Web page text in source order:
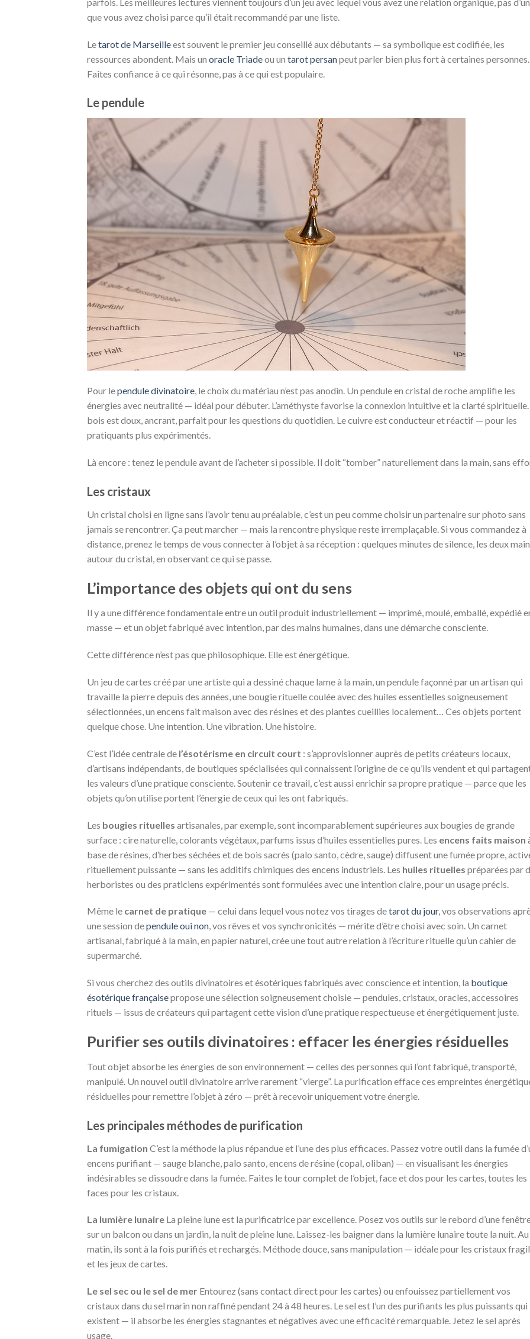
que vous avez choisi parce qu’il était recommandé par une liste.
Letarot de Marseilleest souvent le premier jeu conseillé aux débutants — sa symbolique est codifiée, les
ressources abondent. Mais un oracle Triadeou un tarot persanpeut parler bien plus fort à certaines personnes.
Faites confiance à ce qui résonne, pas à ce qui est populaire.
Le pendule
Pour lependule divinatoire, le choix du matériau n’est pas anodin. Un pendule en cristal de roche amplifie les
énergies avec neutralité — idéal pour débuter. L’améthyste favorise la connexion intuitive et la clarté spirituelle.
bois est doux, ancrant, parfait pour les questions du quotidien. Le cuivre est conducteur et réactif — pour les
pratiquants plus expérimentés.
Là encore : tenez le pendule avant de l’acheter si possible. Il doit “tomber” naturellement dans la main, sans
Les cristaux
Un cristal choisi en ligne sans l’avoir tenu au préalable, c’est un peu comme choisir un partenaire sur photo sans
jamais se rencontrer. Ça peut marcher — mais la rencontre physique reste irremplaçable. Si vous commandez à
distance, prenez le temps de vous connecter à l’objet à sa réception : quelques minutes de silence, les deux
autour du cristal, en observant ce qui se passe.
L’importance des objets qui ont du sens
Il y a une différence fondamentale entre un outil produit industriellement — imprimé, moulé, emballé, expédié
masse — et un objet fabriqué avec intention, par des mains humaines, dans une démarche consciente.
Cette différence n’est pas que philosophique. Elle est énergétique.
Un jeu de cartes créé par une artiste qui a dessiné chaque lame à la main, un pendule façonné par un artisan qui
travaille la pierre depuis des années, une bougie rituelle coulée avec des huiles essentielles soigneusement
sélectionnées, un encens fait maison avec des résines et des plantes cueillies localement… Ces objets portent
quelque chose. Une intention. Une vibration. Une histoire.
C’est l’idée centrale de l’ésotérisme en circuit court : s’approvisionner auprès de petits créateurs locaux,
d’artisans indépendants, de boutiques spécialisées qui connaissent l’origine de ce qu’ils vendent et qui
les valeurs d’une pratique consciente. Soutenir ce travail, c’est aussi enrichir sa propre pratique — parce que les
objets qu’on utilise portent l’énergie de ceux qui les ont fabriqués.
Les bougies rituelles artisanales, par exemple, sont incomparablement supérieures aux bougies de grande
surface : cire naturelle, colorants végétaux, parfums issus d’huiles essentielles pures. Les encens faits maison
base de résines, d’herbes séchées et de bois sacrés (palo santo, cèdre, sauge) diffusent une fumée propre,
rituellement puissante — sans les additifs chimiques des encens industriels. Les huiles rituelles préparées par
herboristes ou des praticiens expérimentés sont formulées avec une intention claire, pour un usage précis.
Même le carnet de pratique — celui dans lequel vous notez vos tirages detarot du jour, vos observations
une session dependule oui non, vos rêves et vos synchronicités — mérite d’être choisi avec soin. Un carnet
artisanal, fabriqué à la main, en papier naturel, crée une tout autre relation à l’écriture rituelle qu’un cahier de
supermarché.
Si vous cherchez des outils divinatoires et ésotériques fabriqués avec conscience et intention, la boutique
ésotérique françaisepropose une sélection soigneusement choisie — pendules, cristaux, oracles, accessoires
rituels — issus de créateurs qui partagent cette vision d’une pratique respectueuse et énergétiquement juste.
Purifier ses outils divinatoires : effacer les énergies résiduelles
Tout objet absorbe les énergies de son environnement — celles des personnes qui l’ont fabriqué, transporté,
manipulé. Un nouvel outil divinatoire arrive rarement “vierge”. La purification efface ces empreintes
résiduelles pour remettre l’objet à zéro — prêt à recevoir uniquement votre énergie.
Les principales méthodes de purification
La fumigation C’est la méthode la plus répandue et l’une des plus efficaces. Passez votre outil dans la fumée
encens purifiant — sauge blanche, palo santo, encens de résine (copal, oliban) — en visualisant les énergies
indésirables se dissoudre dans la fumée. Faites le tour complet de l’objet, face et dos pour les cartes, toutes les
faces pour les cristaux.
La lumière lunaire La pleine lune est la purificatrice par excellence. Posez vos outils sur le rebord d’une
sur un balcon ou dans un jardin, la nuit de pleine lune. Laissez-les baigner dans la lumière lunaire toute la nuit. Au
matin, ils sont à la fois purifiés et rechargés. Méthode douce, sans manipulation — idéale pour les cristaux
et les jeux de cartes.
Le sel sec ou le sel de mer Entourez (sans contact direct pour les cartes) ou enfouissez partiellement vos
cristaux dans du sel marin non raffiné pendant 24 à 48 heures. Le sel est l’un des purifiants les plus puissants qui
existent — il absorbe les énergies stagnantes et négatives avec une efficacité remarquable. Jetez le sel après
usage.